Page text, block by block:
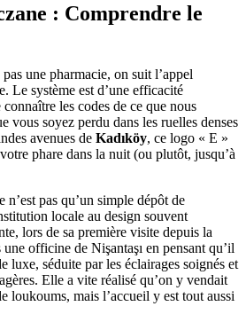
: Comprendre le
une pharmacie, on suit l’appel
Le système est d’une efficacité
les codes de ce que nous
vous soyez perdu dans les ruelles denses
avenues de Kadıköy, ce logo « E »
phare dans la nuit (ou plutôt, jusqu’à
n’est pas qu’un simple dépôt de
locale au design souvent
lors de sa première visite depuis la
officine de Nişantaşı en pensant qu’il
luxe, séduite par les éclairages soignés et
Elle a vite réalisé qu’on y vendait
loukoums, mais l’accueil y est tout aussi